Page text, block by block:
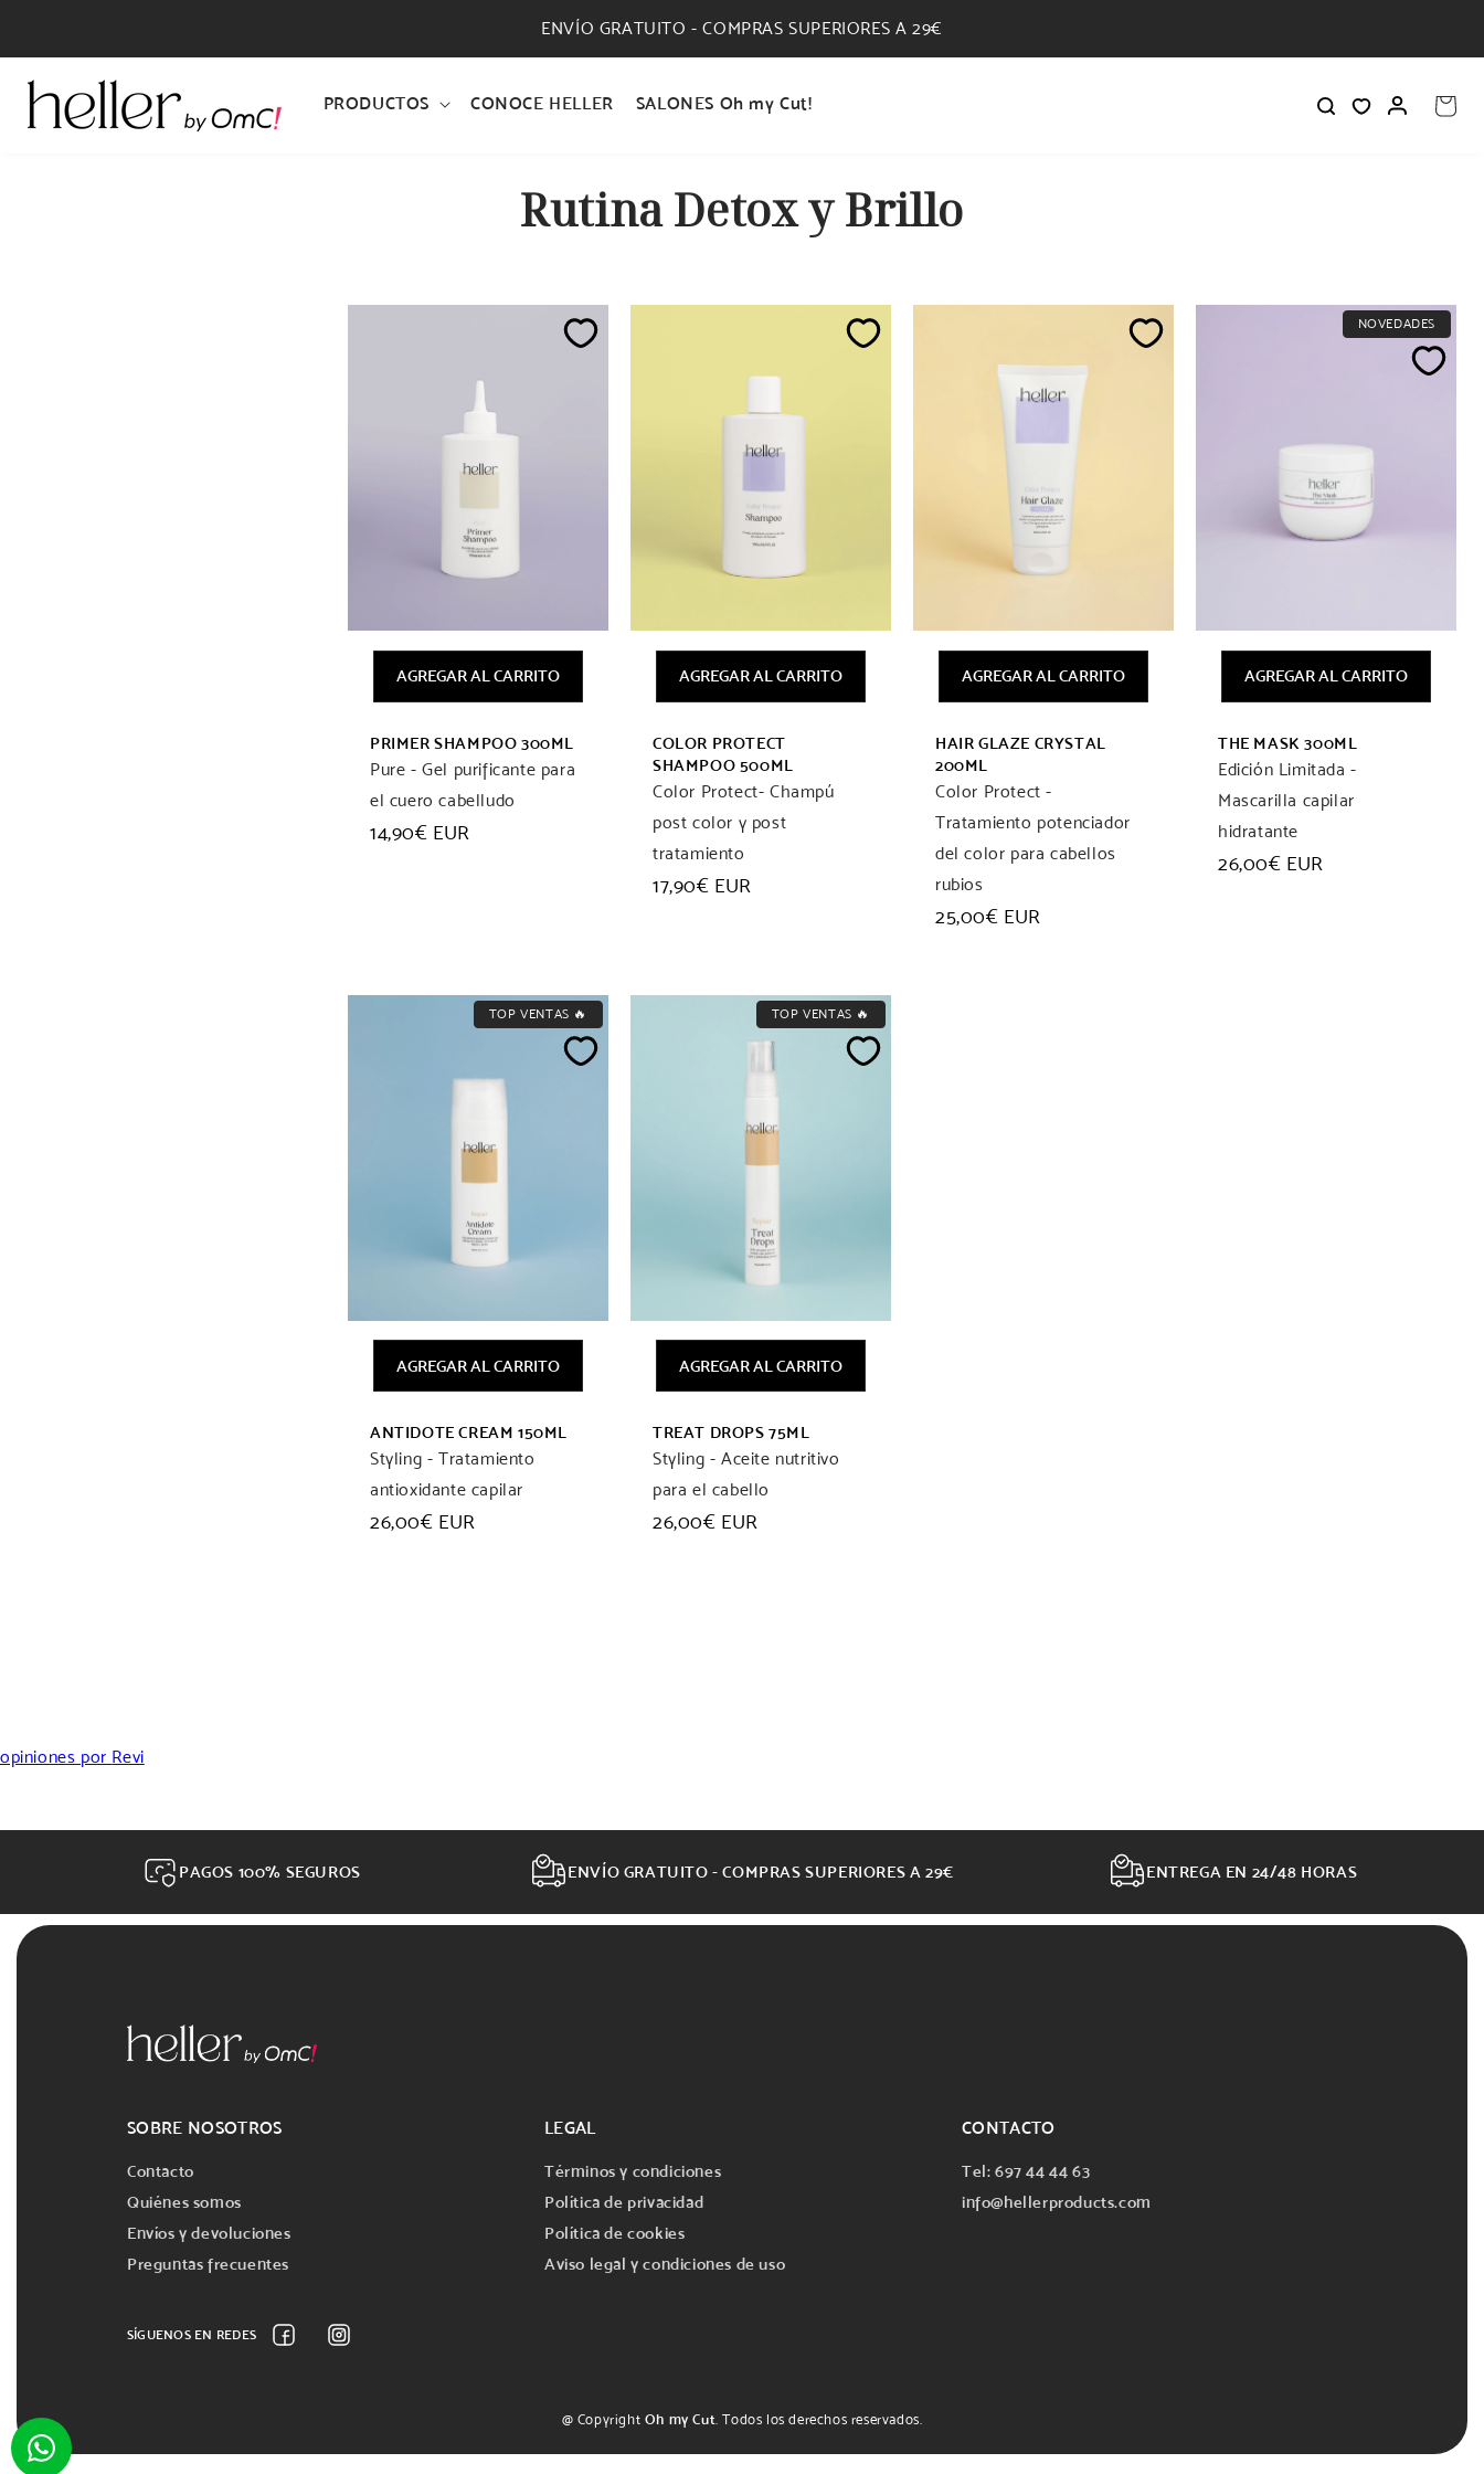
ENVÍO GRATUITO - COMPRAS SUPERIORES A 29€
PRODUCTOS CONOCE HELLER SALONES Oh my Cut!
sesión
Carrito
C
l
n
:
Rutina Detox y Brillo
PRIMER SHAMPOO 300ML
Pure - Gel purificante para
el cuero cabelludo
Precio
14,90€ EUR
AGREGAR AL CARRITO
COLOR PROTECT
SHAMPOO 500ML
Color Protect- Champú
post color y post
tratamiento
Precio
17,90€ EUR
AGREGAR AL CARRITO
HAIR GLAZE CRYSTAL
200ML
Color Protect -
Tratamiento potenciador
del color para cabellos
rubios
Precio
25,00€ EUR
AGREGAR AL CARRITO
NOVEDADES
THE MASK 300ML
Edición Limitada -
Mascarilla capilar
hidratante
Precio
26,00€ EUR
AGREGAR AL CARRITO
TOP VENTAS 🔥
ANTIDOTE CREAM 150ML
Styling - Tratamiento
antioxidante capilar
Precio
26,00€ EUR
AGREGAR AL CARRITO
TOP VENTAS 🔥
TREAT DROPS 75ML
Styling - Aceite nutritivo
para el cabello
Precio
26,00€ EUR
AGREGAR AL CARRITO
opiniones por Revi
PAGOS 100% SEGUROS ENVÍO GRATUITO - COMPRAS SUPERIORES A 29€ ENTREGA EN 24/48 HORAS
SOBRE NOSOTROS
Contacto
Quiénes somos
Envíos y devoluciones
Preguntas frecuentes
LEGAL
Términos y condiciones
Política de privacidad
Política de cookies
Aviso legal y condiciones de uso
CONTACTO
Tel: 697 44 44 63
info@hellerproducts.com
SÍGUENOS EN REDES
FacebookInstagram
@ Copyright Oh my Cut. Todos los derechos reservados.